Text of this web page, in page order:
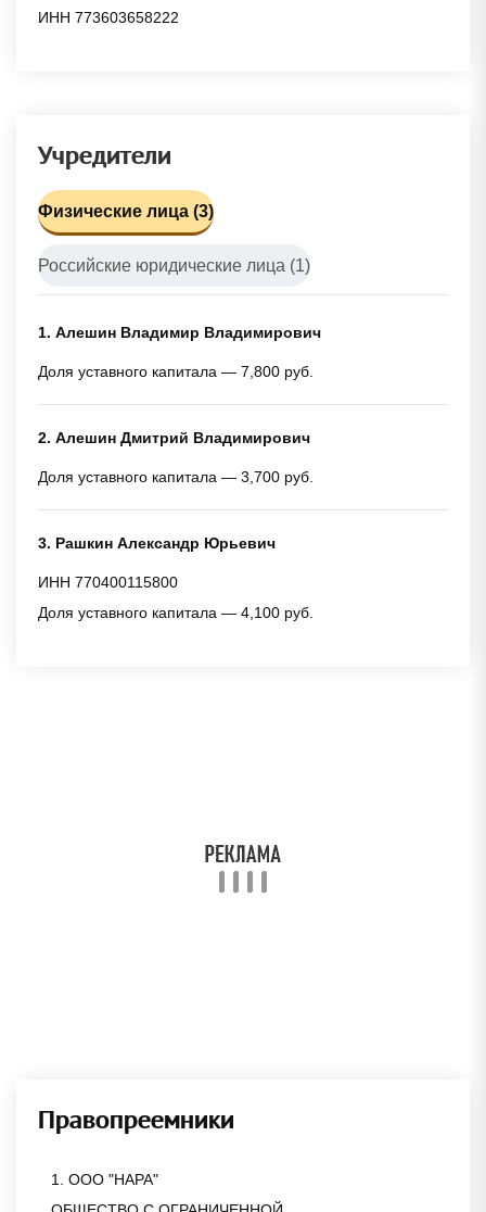
ИНН 773603658222
Учредители
Физические лица (3)
Российские юридические лица (1)
1. Алешин Владимир Владимирович
Доля уставного капитала — 7,800 руб.
2. Алешин Дмитрий Владимирович
Доля уставного капитала — 3,700 руб.
3. Рашкин Александр Юрьевич
ИНН 770400115800
Доля уставного капитала — 4,100 руб.
Правопреемники
1. ООО "НАРА"